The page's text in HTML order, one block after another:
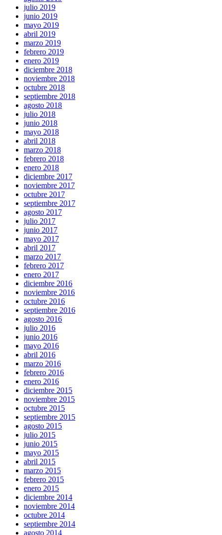
julio 2019
junio 2019
mayo 2019
abril 2019
marzo 2019
febrero 2019
enero 2019
diciembre 2018
noviembre 2018
octubre 2018
septiembre 2018
agosto 2018
julio 2018
junio 2018
mayo 2018
abril 2018
marzo 2018
febrero 2018
enero 2018
diciembre 2017
noviembre 2017
octubre 2017
septiembre 2017
agosto 2017
julio 2017
junio 2017
mayo 2017
abril 2017
marzo 2017
febrero 2017
enero 2017
diciembre 2016
noviembre 2016
octubre 2016
septiembre 2016
agosto 2016
julio 2016
junio 2016
mayo 2016
abril 2016
marzo 2016
febrero 2016
enero 2016
diciembre 2015
noviembre 2015
octubre 2015
septiembre 2015
agosto 2015
julio 2015
junio 2015
mayo 2015
abril 2015
marzo 2015
febrero 2015
enero 2015
diciembre 2014
noviembre 2014
octubre 2014
septiembre 2014
agosto 2014